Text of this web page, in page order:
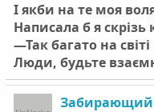
І якби на те моя
Написала б я
—Так багато на світі
Люди, будьте